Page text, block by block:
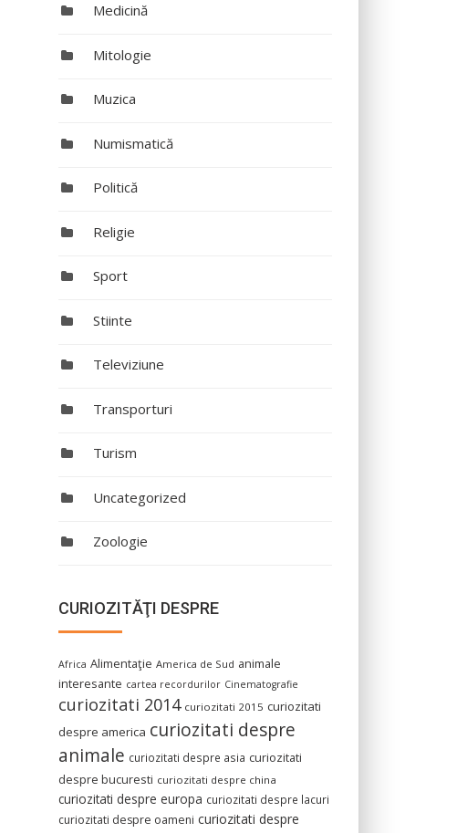
Medicină
Mitologie
Muzica
Numismatică
Politică
Religie
Sport
Stiinte
Televiziune
Transporturi
Turism
Uncategorized
Zoologie
CURIOZITĂŢI DESPRE
Africa Alimentaţie America de Sud animale
interesante cartea recordurilor Cinematografie
curiozitati 2014 curiozitati 2015 curiozitati
despre america curiozitati despre
animale curiozitati despre asia curiozitati
despre bucuresti curiozitati despre china
curiozitati despre europa curiozitati despre lacuri
curiozitati despre oameni curiozitati despre